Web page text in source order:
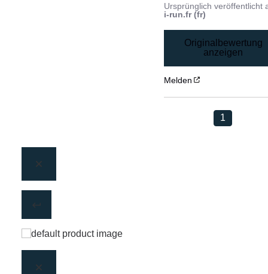
Ursprünglich veröffentlicht
i-run.fr (fr)
Originalbewertung
anzeigen
Melden
1